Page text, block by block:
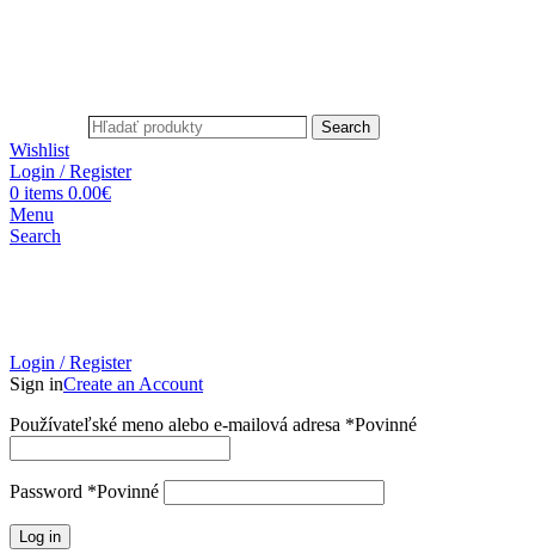
Search
Wishlist
Login / Register
0 items 0.00€
Menu
Search
Login / Register
Sign inCreate an Account
Používateľské meno alebo e-mailová adresa *Povinné
Password *Povinné
Log in